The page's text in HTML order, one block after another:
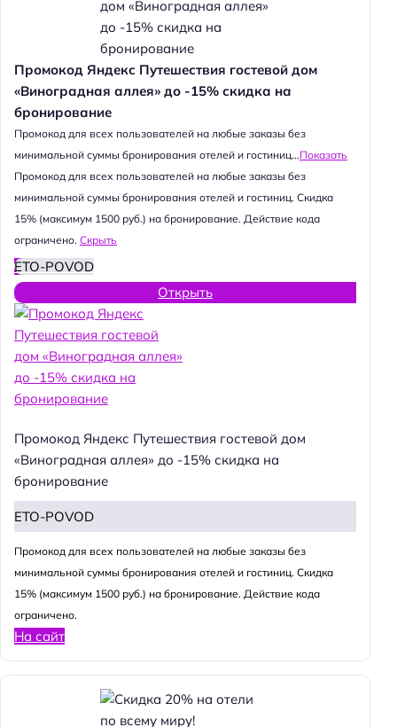
Промокод Яндекс Путешествия гостевой дом
«Виноградная аллея» до -15% скидка на
бронирование
Промокод для всех пользователей на любые заказы без
минимальной суммы бронирования отелей и гостиниц...Показать
Промокод для всех пользователей на любые заказы без
минимальной суммы бронирования отелей и гостиниц. Скидка
15% (максимум 1500 руб.) на бронирование. Действие кода
ограничено. Скрыть
ETO-POVOD
Открыть
Промокод Яндекс Путешествия гостевой дом
«Виноградная аллея» до -15% скидка на
бронирование
ETO-POVOD
Промокод для всех пользователей на любые заказы без
минимальной суммы бронирования отелей и гостиниц. Скидка
15% (максимум 1500 руб.) на бронирование. Действие кода
ограничено.
На сайт